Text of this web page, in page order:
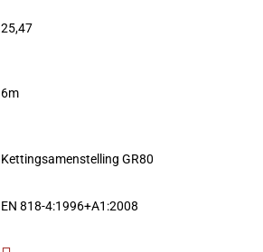
25,47
6m
Kettingsamenstelling GR80
EN 818-4:1996+A1:2008